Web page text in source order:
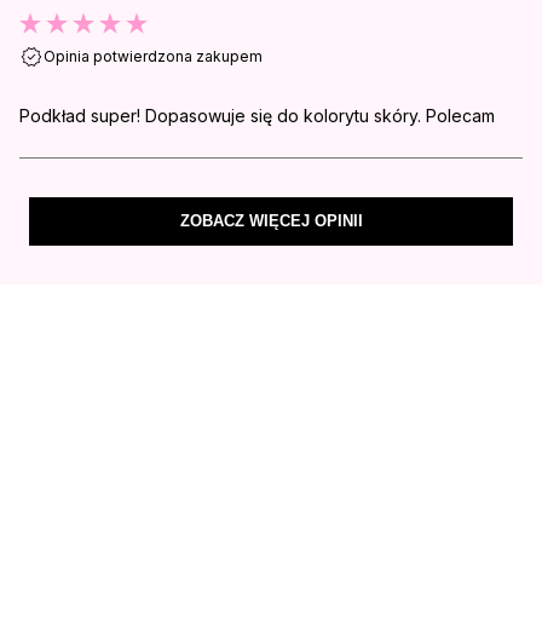
Opinia potwierdzona zakupem
Podkład super! Dopasowuje się do kolorytu skóry. Polecam
ZOBACZ WIĘCEJ OPINII